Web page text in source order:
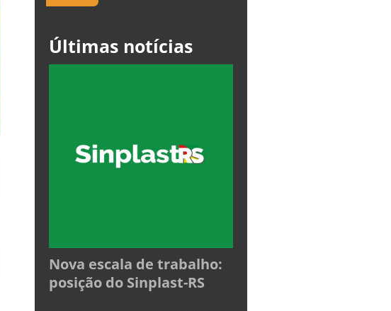
Últimas notícias
Nova escala de trabalho:
posição do Sinplast-RS